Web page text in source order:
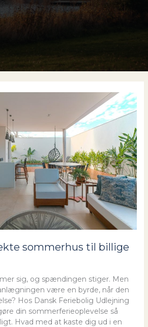
sommerhus til billige
sig, og spændingen stiger. Men
være en byrde, når den
Hos Dansk Feriebolig Udlejning
din sommerferieoplevelse så
Hvad med at kaste dig ud i en